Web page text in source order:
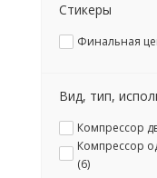
Стикеры
Финальная
Вид, тип,
Компрессор
Компрессор
(6)